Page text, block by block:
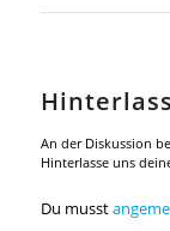
An der Diskussion
Hinterlasse uns
Du musst